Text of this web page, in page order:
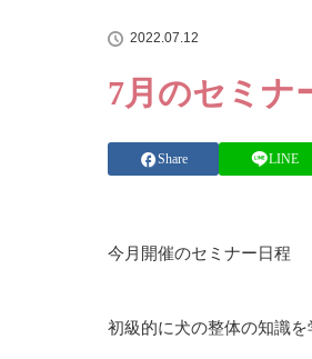
2022.07.12
7月のセミナ
Share LINE
今月開催のセミナー日程
初級的に犬の整体の知識